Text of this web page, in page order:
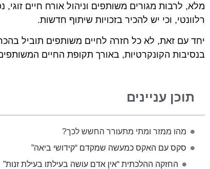
מלא, לרבות מגורים משותפים וניהול אורח חיים
רלוונטי, וכי יש להכיר בזכויות שיתוף חדשות.
יחד עם זאת, לא כל חזרה לחיים משותפים תוביל
בנסיבות הקונקרטיות, באורך תקופת החיים
תוכן עניינים
מהו ממזר ומתי מתעורר החשש לכך?
סקס עם האקס כמעשה שמקדם “קידושי ביאה”
החזקה ההלכתית “אין אדם עושה בעילתו בעילת זנות”